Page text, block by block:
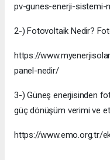
pv-gunes-enerji-sistemi-
2-) Fotovoltaik Nedir?
https://
panel-nedir/
3-) Güneş enerjisinden
güç dönüşüm verimi ve
https://www.emo.org.tr/